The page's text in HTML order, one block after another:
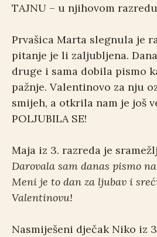
TAJNU – u njihovom
Prvašica Marta slegnula je
pitanje je li zaljubljena.
druge i sama dobila pismo
pažnje. Valentinovo za nju
smijeh, a otkrila nam je još
POLJUBILA SE!
Maja iz 3. razreda je
Darovala sam danas pismo
Meni je to dan za ljubav i
Valentinovu!
Nasmiješeni dječak Niko iz